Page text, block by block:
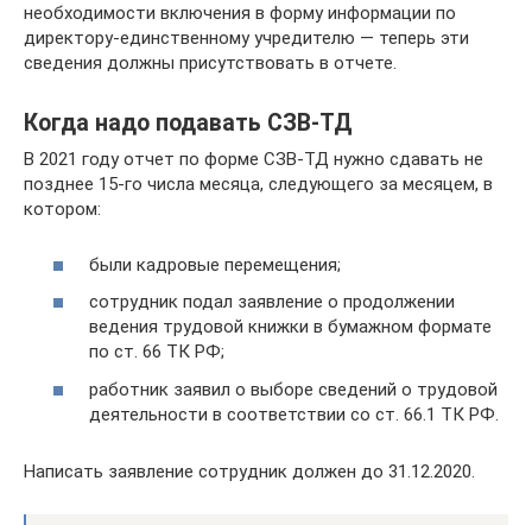
необходимости включения в форму информации по
директору-единственному учредителю — теперь эти
сведения должны присутствовать в отчете.
Когда надо подавать СЗВ-ТД
В 2021 году отчет по форме СЗВ-ТД нужно сдавать не
позднее 15-го числа месяца, следующего за месяцем, в
котором:
были кадровые перемещения;
сотрудник подал заявление о продолжении
ведения трудовой книжки в бумажном формате
по ст. 66 ТК РФ;
работник заявил о выборе сведений о трудовой
деятельности в соответствии со ст. 66.1 ТК РФ.
Написать заявление сотрудник должен до 31.12.2020.